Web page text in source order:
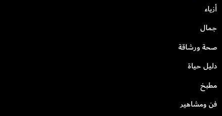
أزياء
جمال
صحة ورشاقة
دليل حياة
مطبخ
فن ومشاهير